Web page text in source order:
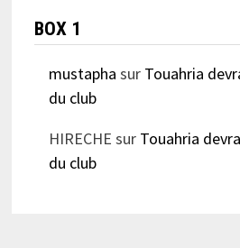
BOX 1
mustapha sur Touahria
du club
HIRECHE sur Touahria
du club